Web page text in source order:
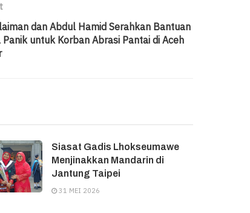
dan Abdul Hamid Serahkan Bantuan
Panik untuk Korban Abrasi Pantai di Aceh
Siasat Gadis Lhokseumawe
Menjinakkan Mandarin di
Jantung Taipei
31 MEI 2026